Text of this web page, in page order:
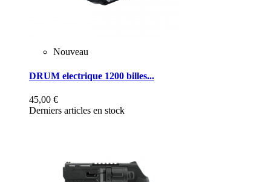
Nouveau
DRUM electrique 1200 billes...
45,00 €
Derniers articles en stock